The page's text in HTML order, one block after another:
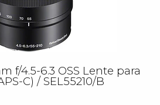
f/4.5-6.3 OSS Lente para
C) / SEL55210/B